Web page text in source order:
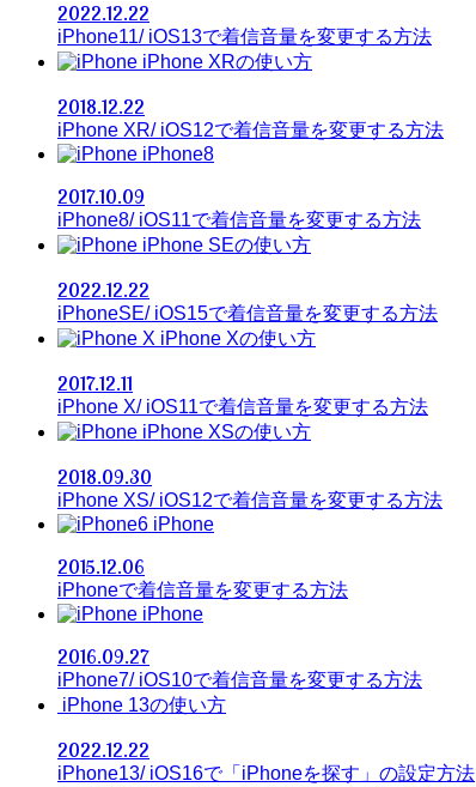
2022.12.22
iPhone11/ iOS13で着信音量を変更する方法
iPhone XRの使い方
2018.12.22
iPhone XR/ iOS12で着信音量を変更する方法
iPhone8
2017.10.09
iPhone8/ iOS11で着信音量を変更する方法
iPhone SEの使い方
2022.12.22
iPhoneSE/ iOS15で着信音量を変更する方法
iPhone Xの使い方
2017.12.11
iPhone X/ iOS11で着信音量を変更する方法
iPhone XSの使い方
2018.09.30
iPhone XS/ iOS12で着信音量を変更する方法
iPhone
2015.12.06
iPhoneで着信音量を変更する方法
iPhone
2016.09.27
iPhone7/ iOS10で着信音量を変更する方法
iPhone 13の使い方
2022.12.22
iPhone13/ iOS16で「iPhoneを探す」の設定方法